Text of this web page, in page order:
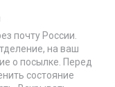
почту России.
на ваш
о посылке. Перед
состояние